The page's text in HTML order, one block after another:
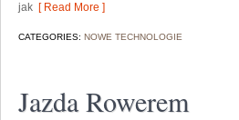
jak [ Read More ]
CATEGORIES: NOWE TECHNOLOGIE
Jazda Rowerem